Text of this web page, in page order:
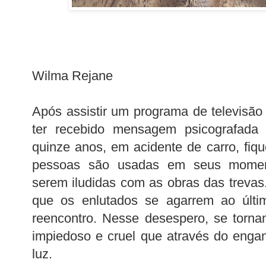
Wilma Rejane
Após assistir um programa de
ter recebido mensagem
quinze anos, em acidente de carro,
pessoas são usadas em seus
serem iludidas com as obras das
que os enlutados se agarrem ao
reencontro. Nesse desespero, se
impiedoso e cruel que através do
luz.